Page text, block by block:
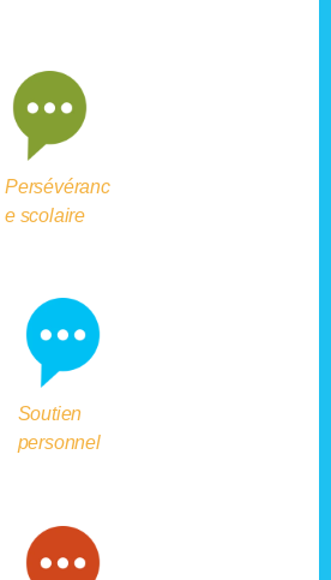
Persévéranc
e scolaire
Soutien
personnel